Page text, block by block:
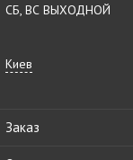
СБ, ВС ВЫХОДНОЙ
Киев
Заказ